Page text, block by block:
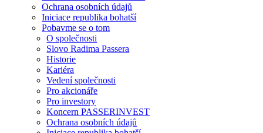
Ochrana osobních údajů
Iniciace republika bohatší
Pobavme se o tom
O společnosti
Slovo Radima Passera
Historie
Kariéra
Vedení společnosti
Pro akcionáře
Pro investory
Koncern PASSERINVEST
Ochrana osobních údajů